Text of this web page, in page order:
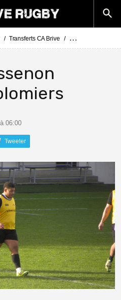
Transferts CA Brive Actus Transferts
06:00
Tweeter